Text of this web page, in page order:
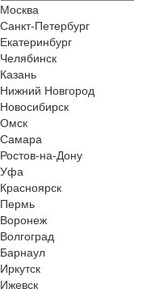
Москва
Санкт-Петербург
Екатеринбург
Челябинск
Казань
Нижний Новгород
Новосибирск
Омск
Самара
Ростов-на-Дону
Уфа
Красноярск
Пермь
Воронеж
Волгоград
Барнаул
Иркутск
Ижевск